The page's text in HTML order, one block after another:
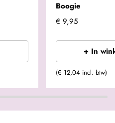
Boogie
€ 9,95
+ In
(€ 12,04 incl. btw)